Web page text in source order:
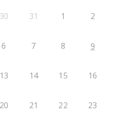
30 31 1 2
6 7 8 9
13 14 15 16
20 21 22 23